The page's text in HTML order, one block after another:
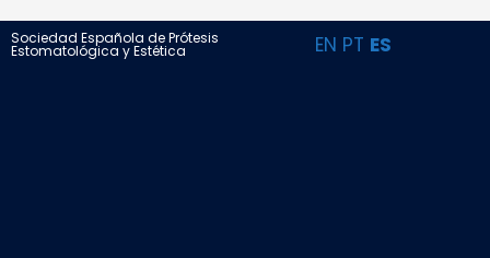
Sociedad Española de Prótesis
Estomatológica y Estética EN PT ES